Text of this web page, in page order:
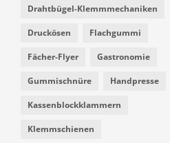
Drahtbügel-Klemmmechaniken
Druckösen Flachgummi
Fächer-Flyer Gastronomie
Gummischnüre Handpresse
Kassenblockklammern
Klemmschienen